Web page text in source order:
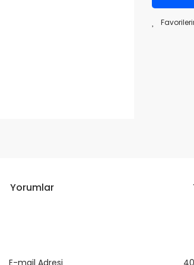
Yorumlar
Bu ürüne ilk yorumu siz
E-mail Adresi